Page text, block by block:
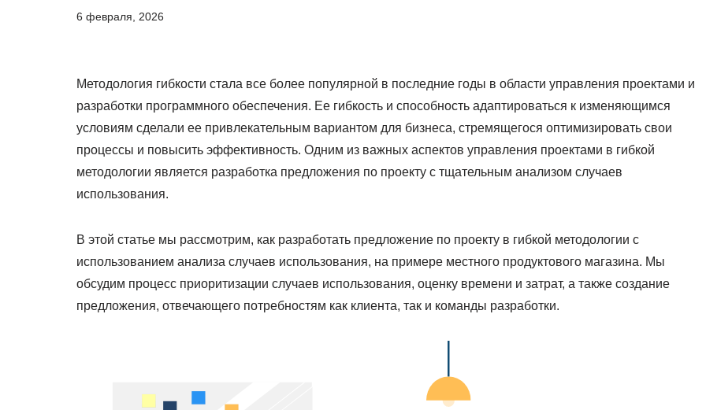
6 февраля, 2026
Методология гибкости стала все более популярной в последние годы в области управления проектами и
разработки программного обеспечения. Ее гибкость и способность адаптироваться к изменяющимся
условиям сделали ее привлекательным вариантом для бизнеса, стремящегося оптимизировать свои
процессы и повысить эффективность. Одним из важных аспектов управления проектами в гибкой
методологии является разработка предложения по проекту с тщательным анализом случаев
использования.
В этой статье мы рассмотрим, как разработать предложение по проекту в гибкой методологии с
использованием анализа случаев использования, на примере местного продуктового магазина. Мы
обсудим процесс приоритизации случаев использования, оценку времени и затрат, а также создание
предложения, отвечающего потребностям как клиента, так и команды разработки.